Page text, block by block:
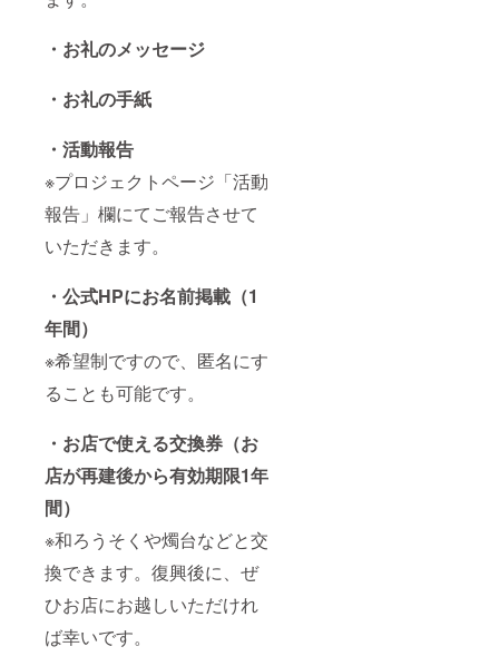
・お礼のメッセージ
・お礼の手紙
・活動報告
※プロジェクトページ「活動
報告」欄にてご報告させて
いただきます。
・公式HPにお名前掲載（1
年間）
※希望制ですので、匿名にす
ることも可能です。
・お店で使える交換券（お
店が再建後から有効期限1年
間）
※和ろうそくや燭台などと交
換できます。復興後に、ぜ
ひお店にお越しいただけれ
ば幸いです。